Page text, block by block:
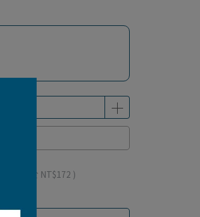
點 (約等於 NT$172 )